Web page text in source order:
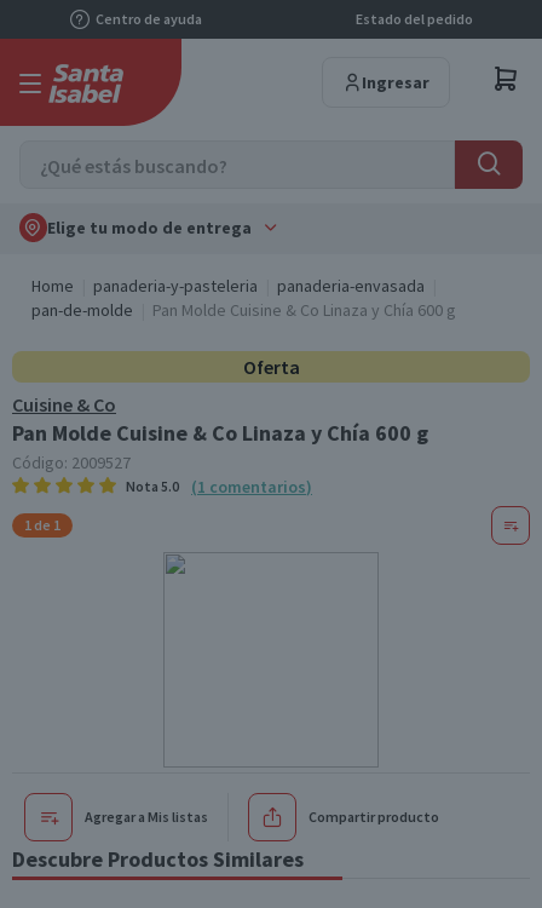
Centro de ayuda Estado del pedido
Ingresar
Elige tu modo de entrega
Home panaderia-y-pasteleria
panaderia-envasada
pan-de-molde
Pan Molde Cuisine & Co Linaza y Chía 600 g
Oferta
Cuisine & Co
Pan Molde Cuisine & Co Linaza y Chía 600 g
Código: 2009527
Nota 5.0 (1 comentarios)
1 de 1
Agregar a Mis listas Compartir producto
Descubre Productos Similares